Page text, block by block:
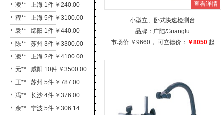
凌** 上海 1件 ￥240.00
程** 上海 5件 ￥3100.00
袁** 绵阳 1件 ￥440.00
陈** 苏州 3件 ￥3300.00
凌** 上海 2件 ￥4100.00
元** 咸阳 10件 ￥3500.00
王** 苏州 5件 ￥787.00
冯** 长沙 4件 ￥376.00
余** 宁波 5件 ￥306.14
查看详情
小型立、卧式快速检测台
品牌： 广陆/Guanglu
市场价 ￥9660， 可立德价： ￥8050起